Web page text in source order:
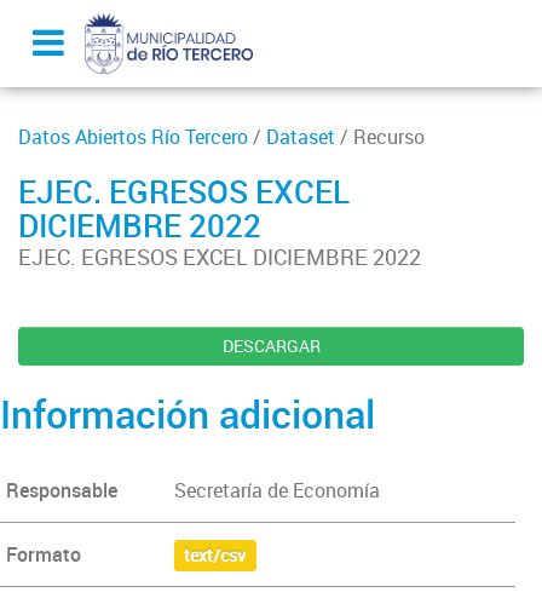
Datos Abiertos Río Tercero/ Dataset / Recurso
EJEC. EGRESOS EXCEL
DICIEMBRE 2022
EJEC. EGRESOS EXCEL DICIEMBRE 2022
DESCARGAR
Información adicional
Responsable Secretaría de Economía
Formato text/csv